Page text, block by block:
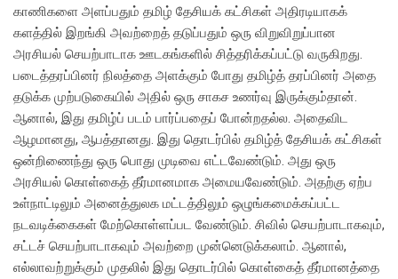
காணிகளை அளப்பதும் தமிழ் தேசியக் கட்சிகள் அதிரடியாகக்
களத்தில் இறங்கி அவற்றைத் தடுப்பதும் ஒரு விறுவிறுப்பான
அரசியல் செயற்பாடாக ஊடகங்களில் சித்தரிக்கப்பட்டு வருகிறது.
படைத்தரப்பினர் நிலத்தை அளக்கும் போது தமிழ்த் தரப்பினர் அதை
தடுக்க முற்படுகையில் அதில் ஒரு சாகச உணர்வு இருக்கும்தான்.
ஆனால், இது தமிழ்ப் படம் பார்ப்பதைப் போன்றதல்ல. அதைவிட
ஆழமானது, ஆபத்தானது. இது தொடர்பில் தமிழ்த் தேசியக் கட்சிகள்
ஒன்றிணைந்து ஒரு பொது முடிவை எட்டவேண்டும். அது ஒரு
அரசியல் கொள்கைத் தீர்மானமாக அமையவேண்டும். அதற்கு ஏற்ப
உள்நாட்டிலும் அனைத்துலக மட்டத்திலும் ஒழுங்கமைக்கப்பட்ட
நடவடிக்கைகள் மேற்கொள்ளப்பட வேண்டும். சிவில் செயற்பாடாகவும்,
சட்டச் செயற்பாடாகவும் அவற்றை முன்னெடுக்கலாம். ஆனால்,
எல்லாவற்றுக்கும் முதலில் இது தொடர்பில் கொள்கைத் தீர்மானத்தை